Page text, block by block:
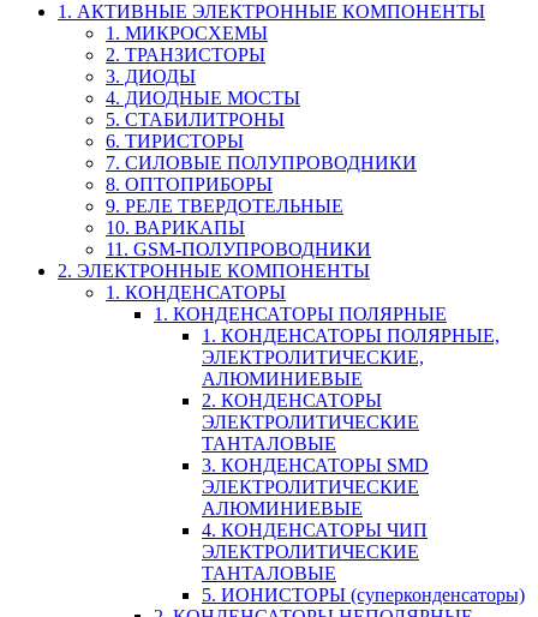
1. АКТИВНЫЕ ЭЛЕКТРОННЫЕ КОМПОНЕНТЫ
1. МИКРОСХЕМЫ
2. ТРАНЗИСТОРЫ
3. ДИОДЫ
4. ДИОДНЫЕ МОСТЫ
5. СТАБИЛИТРОНЫ
6. ТИРИСТОРЫ
7. СИЛОВЫЕ ПОЛУПРОВОДНИКИ
8. ОПТОПРИБОРЫ
9. РЕЛЕ ТВЕРДОТЕЛЬНЫЕ
10. ВАРИКАПЫ
11. GSM-ПОЛУПРОВОДНИКИ
2. ЭЛЕКТРОННЫЕ КОМПОНЕНТЫ
1. КОНДЕНСАТОРЫ
1. КОНДЕНСАТОРЫ ПОЛЯРНЫЕ
1. КОНДЕНСАТОРЫ ПОЛЯРНЫЕ,
ЭЛЕКТРОЛИТИЧЕСКИЕ,
АЛЮМИНИЕВЫЕ
2. КОНДЕНСАТОРЫ
ЭЛЕКТРОЛИТИЧЕСКИЕ
ТАНТАЛОВЫЕ
3. КОНДЕНСАТОРЫ SMD
ЭЛЕКТРОЛИТИЧЕСКИЕ
АЛЮМИНИЕВЫЕ
4. КОНДЕНСАТОРЫ ЧИП
ЭЛЕКТРОЛИТИЧЕСКИЕ
ТАНТАЛОВЫЕ
5. ИОНИСТОРЫ (суперконденсаторы)